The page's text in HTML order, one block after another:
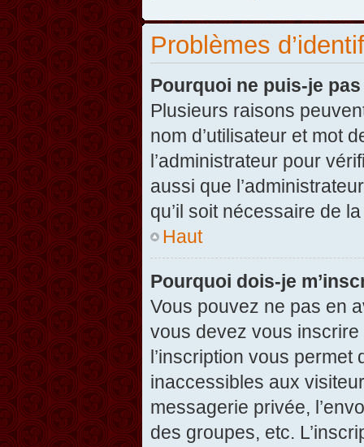
Problèmes
Pourquoi ne puis-je
Plusieurs raisons
nom d’utilisateur et mot
l’administrateur pour
aussi que
qu’il soit nécessaire de
Haut
Pourquoi dois-je
Vous pouvez ne pas en
vous devez vous
l’inscription vous
inaccessibles aux
messagerie privée,
des groupes, etc.